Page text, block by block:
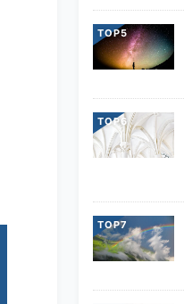
TOP
TOP
TOP